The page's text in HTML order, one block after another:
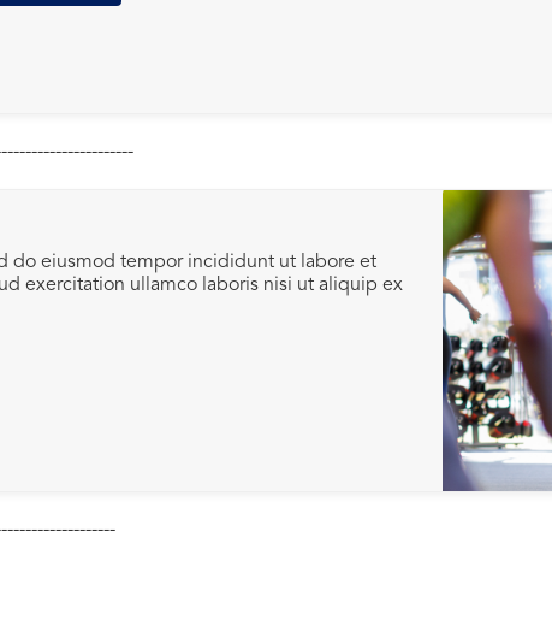
do eiusmod tempor incididunt ut labore et
exercitation ullamco laboris nisi ut aliquip ex